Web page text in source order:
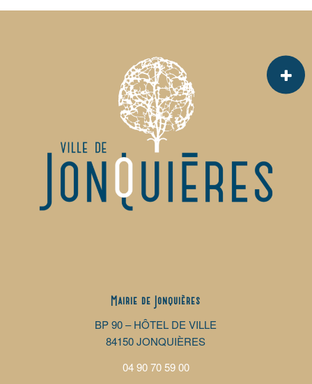
Mairie de Jonquières
BP 90 – HÔTEL DE VILLE
84150 JONQUIÈRES
04 90 70 59 00